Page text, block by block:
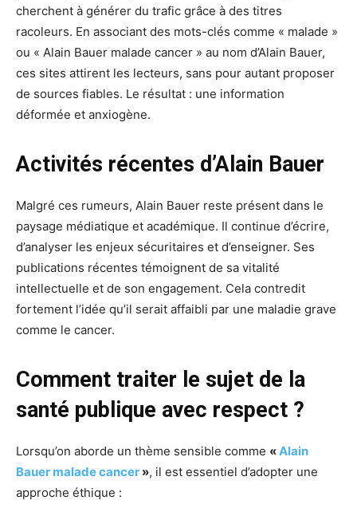
cherchent à générer du trafic grâce à des titres
racoleurs. En associant des mots-clés comme « malade »
ou « Alain Bauer malade cancer » au nom d’Alain Bauer,
ces sites attirent les lecteurs, sans pour autant proposer
de sources fiables. Le résultat : une information
déformée et anxiogène.
Activités récentes d’Alain Bauer
Malgré ces rumeurs, Alain Bauer reste présent dans le
paysage médiatique et académique. Il continue d’écrire,
d’analyser les enjeux sécuritaires et d’enseigner. Ses
publications récentes témoignent de sa vitalité
intellectuelle et de son engagement. Cela contredit
fortement l’idée qu’il serait affaibli par une maladie grave
comme le cancer.
Comment traiter le sujet de la
santé publique avec respect ?
Lorsqu’on aborde un thème sensible comme «Alain
Bauer malade cancer », il est essentiel d’adopter une
approche éthique :